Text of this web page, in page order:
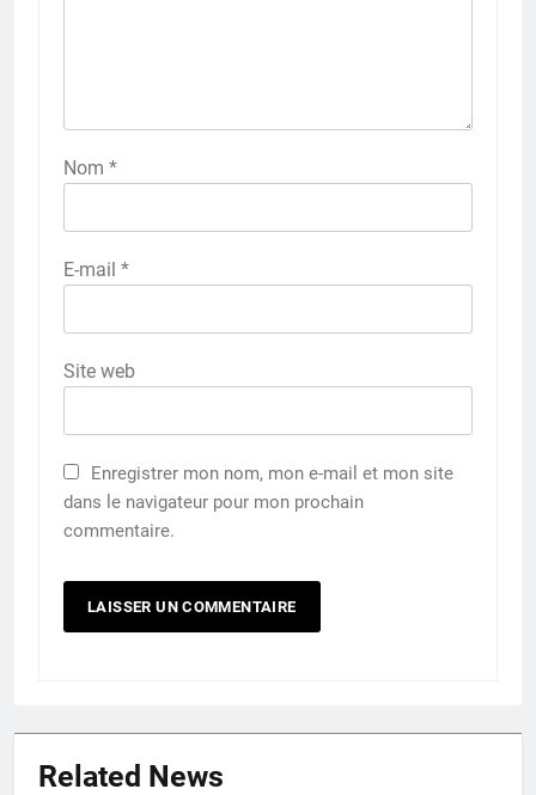
Nom *
E-mail *
Site web
Enregistrer mon nom, mon e-mail et mon site
dans le navigateur pour mon prochain
commentaire.
Related News